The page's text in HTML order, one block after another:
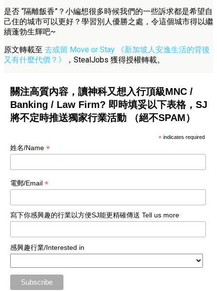
是否 “隔離飯香”？小編想很多時候我們的一些訴求都是希望自
己住的城市可以更好？學習別人優勝之處，令這個城市得以繼
續蓬勃生輝吧~
原文轉載至 去或留 Move or Stay
《新加坡人安逸生活的背後
又有什麼代價？》
，StealJobs 獲得授權轉載。
關注高質內容，讀神科又想入行頂級MNC /
Banking / Law Firm? 即時填妥以下表格，SJ
將不定時推送獨家行業活動 （絕不SPAM）
* indicates required
姓名/Name *
電郵/Email *
寫下你感興趣的行業以方便SJ能更精確傳送 Tell us more
感興趣行業/Interested in